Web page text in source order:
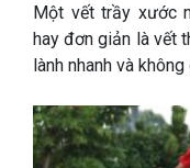
Một vết trầy xước
hay đơn giản là vết
lành nhanh và